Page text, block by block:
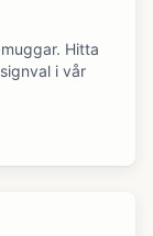
Hitta
i vår